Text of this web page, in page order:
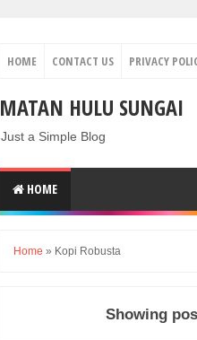
HOME CONTACT US PRIVACY
MATAN HULU SUNGAI
Just a Simple Blog
HOME
Home » Kopi Robusta
Showing